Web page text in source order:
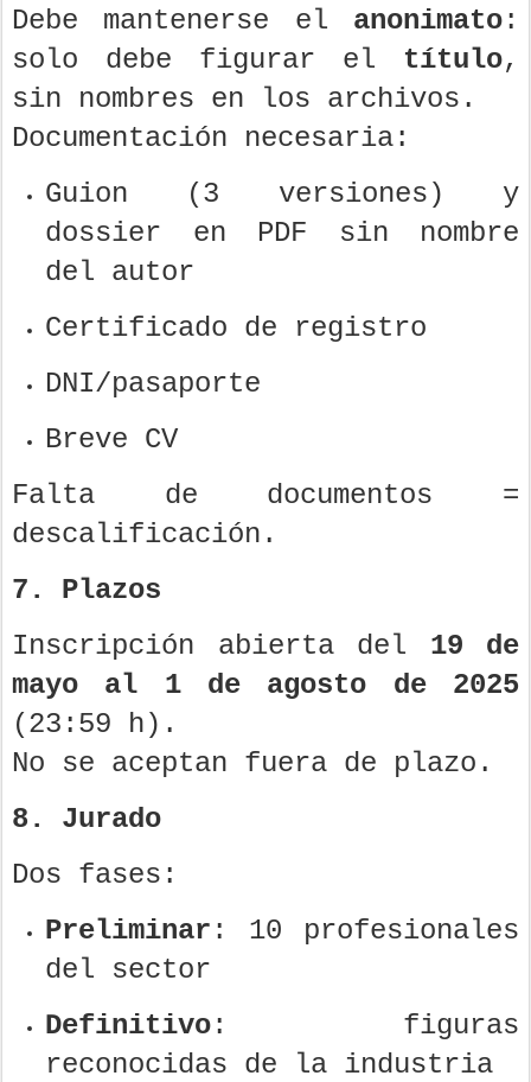
Debe mantenerse el anonimato:
solo debe figurar el título,
sin nombres en los archivos.
Documentación necesaria:
Guion (3 versiones) y
dossier en PDF sin nombre
del autor
Certificado de registro
DNI/pasaporte
Breve CV
Falta de documentos =
descalificación.
7. Plazos
Inscripción abierta del 19 de
mayo al 1 de agosto de 2025
(23:59 h).
No se aceptan fuera de plazo.
8. Jurado
Dos fases:
Preliminar : 10 profesionales
del sector
Definitivo: figuras
reconocidas de la industria